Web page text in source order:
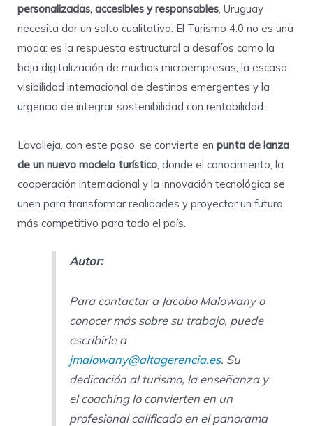
personalizadas, accesibles y responsables, Uruguay
necesita dar un salto cualitativo. El Turismo 4.0 no es una
moda: es la respuesta estructural a desafíos como la
baja digitalización de muchas microempresas, la escasa
visibilidad internacional de destinos emergentes y la
urgencia de integrar sostenibilidad con rentabilidad.
Lavalleja, con este paso, se convierte en punta de lanza
de un nuevo modelo turístico , donde el conocimiento, la
cooperación internacional y la innovación tecnológica se
unen para transformar realidades y proyectar un futuro
más competitivo para todo el país.
Autor:
Para contactar a Jacobo Malowany o
conocer más sobre su trabajo, puede
escribirle a
jmalowany@altagerencia.es. Su
dedicación al turismo, la enseñanza y
el coaching lo convierten en un
profesional calificado en el panorama